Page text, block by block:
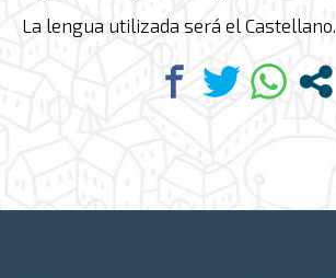
La lengua utilizada será el Castellano.